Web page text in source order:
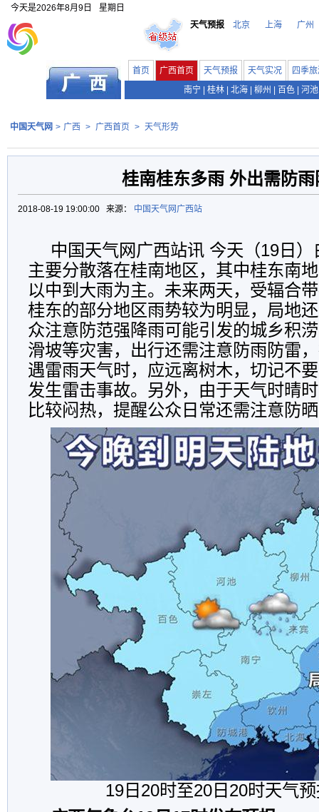
今天是2026年8月9日
星期日
天气预报
北京 上海 广州
首页 广西首页 天气预报 天气实况
四季
南宁
桂林 北海 柳州 百色 河池
中国天气网 > 广西 > 广西首页 > 天气形势
桂南桂东多雨 外出需防雨
2018-08-19 19:00:00 来源： 中国天气网广西站
中国天气网广西站讯 今天（19日
主要分散落在桂南地区，其中桂东南
以中到大雨为主。未来两天，受辐合
桂东的部分地区雨势较为明显，局地
众注意防范强降雨可能引发的城乡积
滑坡等灾害，出行还需注意防雨防雷
遇雷雨天气时，应远离树木，切记不
发生雷击事故。另外，由于天气时晴
比较闷热，提醒公众日常还需注意防
19日20时至20日20时天气